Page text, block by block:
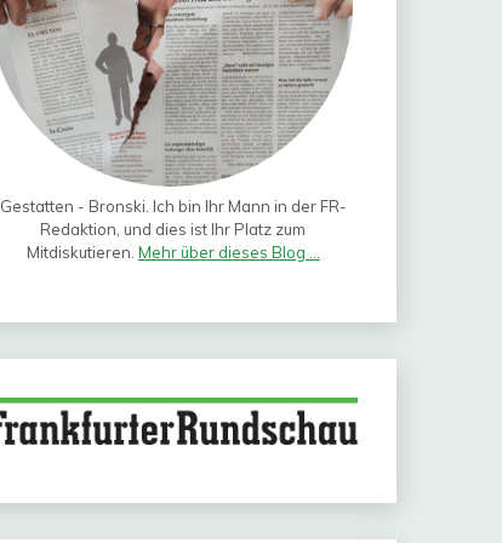
Gestatten - Bronski. Ich bin Ihr Mann in der FR-
Redaktion, und dies ist Ihr Platz zum
Mitdiskutieren. Mehr über dieses Blog ...